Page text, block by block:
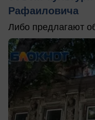
Рафаиловича
Либо предлагают